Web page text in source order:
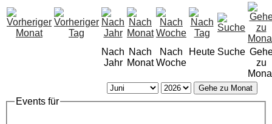
Nach
Jahr
Nach
Monat
Nach
Woche
Heute Suche
zu
Gehe zu Monat
Events für